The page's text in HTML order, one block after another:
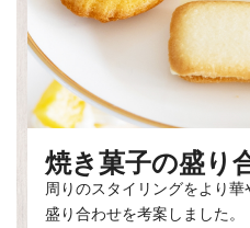
焼き菓子の盛り
周りのスタイリングをより
盛り合わせを考案しました。